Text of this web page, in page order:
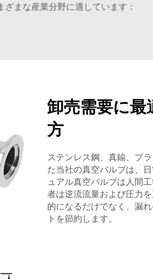
ざまな産業分野に適しています：
卸売需要に最
方
ステンレス鋼、真鍮、プ
た当社の真空バルブは、
ュアル真空バルブは人間
者は逆流流量および圧力
的になるだけでなく、漏
トを節約します。